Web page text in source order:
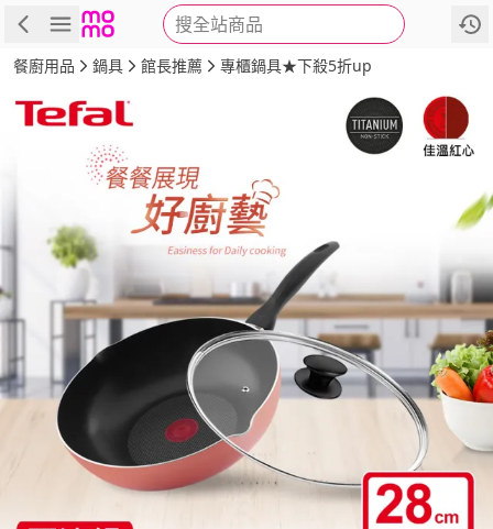
搜全站商品
商品 評價 詳情
餐廚用品 鍋具 館長推薦 專櫃鍋具★下殺5折up